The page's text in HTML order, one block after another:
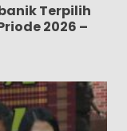
Terpilih
2026 –